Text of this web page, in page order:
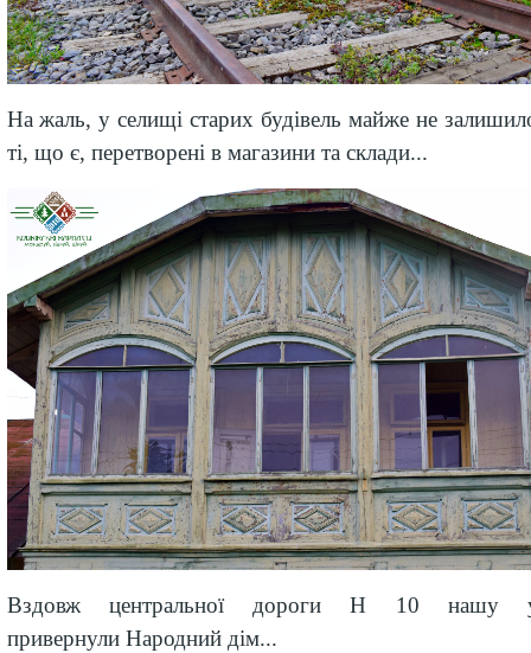
На жаль, у селищі старих будівель майже не
ті, що є, перетворені в магазини та склади...
Вздовж центральної дороги Н 10 нашу
привернули Народний дім...